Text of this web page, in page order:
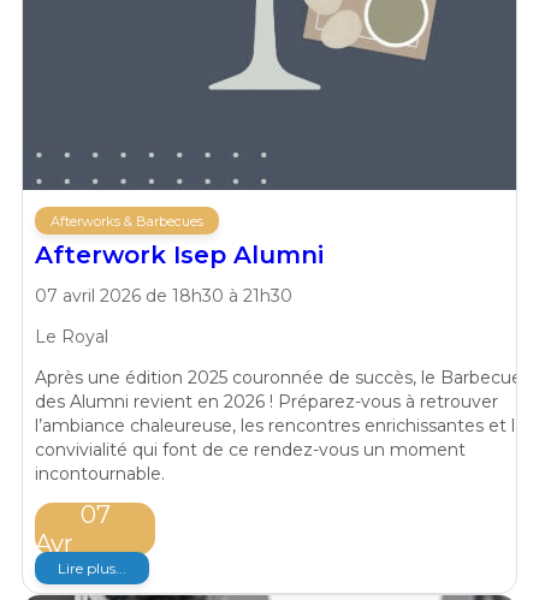
Afterworks & Barbecues
Afterwork Isep Alumni
07 avril 2026 de 18h30 à 21h30
Le Royal
Après une édition 2025 couronnée de succès, le Barbecue
des Alumni revient en 2026 ! Préparez-vous à retrouver
l’ambiance chaleureuse, les rencontres enrichissantes et la
convivialité qui font de ce rendez-vous un moment
incontournable.
07
Avr
Lire plus...